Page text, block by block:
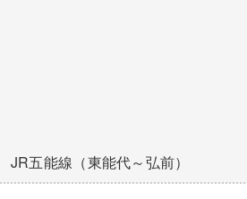
五能線（東能代～弘前）